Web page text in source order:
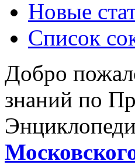
Новые
Список
Добро
знаний по